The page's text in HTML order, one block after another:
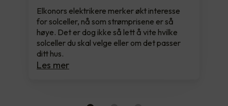
Elkonors elektrikere merker økt interesse
for solceller, nå som strømprisene er så
høye. Det er dog ikke så lett å vite hvilke
solceller du skal velge eller om det passer
ditt hus.
Les mer